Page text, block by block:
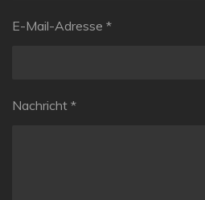
E-Mail-Adresse *
Nachricht *